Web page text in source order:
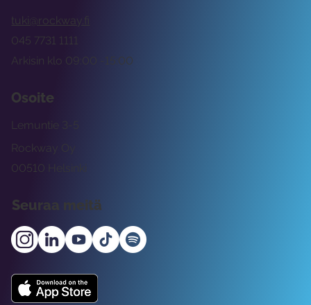
tuki@rockway.fi
Arkisin klo 09:00 -15:00
045 7731 1111
Osoite
Rockway Oy
Lemuntie 3-5
00510 Helsinki
Seuraa meitä